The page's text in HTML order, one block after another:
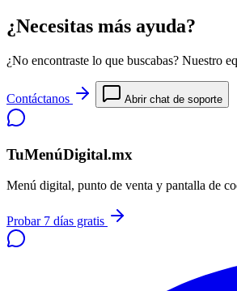
¿Necesitas más ayuda?
¿No encontraste lo que buscabas? Nuestro
Contáctanos Abrir chat de soporte
TuMenúDigital.mx
Menú digital, punto de venta y pantalla de
Probar 7 días gratis